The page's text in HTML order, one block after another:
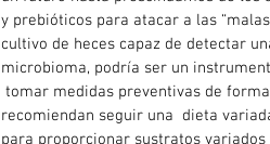
y prebióticos para atacar a las
cultivo de heces capaz de detectar
microbioma, podría ser un
tomar medidas preventivas de
recomiendan seguir una  dieta
para proporcionar sustratos